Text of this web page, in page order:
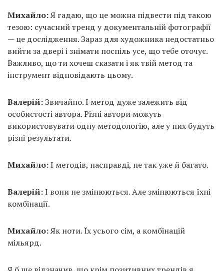
Михайло:Я гадаю, що це можна підвести під такою
тезою: сучасний тренд у документальній фотографії
— це дослідження. Зараз для художника недостатньо
вийти за двері і знімати поспіль усе, що тебе оточує.
Важливо, що ти хочеш сказати і як твій метод та
інструмент відповідають цьому.
Валерій:Звичайно. І метод дуже залежить від
особистості автора. Різні автори можуть
використовувати одну методологію, але у них будуть
різні результати.
Михайло:І методів, насправді, не так уже й багато.
Валерій:І вони не змінюються. Але змінюються їхні
комбінації.
Михайло:Як ноти. Їх усього сім, а комбінацій
мільярд.